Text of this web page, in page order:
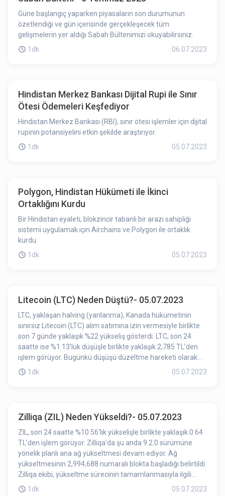
Güne başlangıç yaparken piyasaların son durumunun
özetlendiği ve gün içerisinde gerçekleşecek tüm
gelişmelerin yer aldığı Sabah Bültenimizi okuyabilirsiniz.
1dk
06.07.2023
Hindistan Merkez Bankası Dijital Rupi ile Sınır
Ötesi Ödemeleri Keşfediyor
Hindistan Merkez Bankası (RBI), sınır ötesi işlemler için dijital
rupinin potansiyelini etkin şekilde araştırıyor.
1dk
05.07.2023
Polygon, Hindistan Hükümeti ile İkinci
Ortaklığını Kurdu
Bir Hindistan eyaleti, blokzincir tabanlı bir arazi sahipliği
sistemi uygulamak için Airchains ve Polygon ile ortaklık
kurdu.
1dk
05.07.2023
Litecoin (LTC) Neden Düştü?- 05.07.2023
LTC, yaklaşan halving (yarılanma), Kanada hükümetinin
sınırsız Litecoin (LTC) alım satımına izin vermesiyle birlikte
son 7 günde yaklaşık %22 yükseliş gösterdi. LTC, son 24
saatte ise %1.13’lük düşüşle birlikte yaklaşık 2,785 TL’den
işlem görüyor. Bugünkü düşüşü düzeltme hareketi olarak
görebiliriz.
1dk 05.07.2023
Zilliqa (ZIL) Neden Yükseldi?- 05.07.2023
ZIL, son 24 saatte %10.56’lık yükselişle birlikte yaklaşık 0.64
TL’den işlem görüyor. Zilliqa’da şu anda 9.2.0 sürümüne
yönelik planlı ana ağ yükseltmesi devam ediyor. Ağ
yükseltmesinin 2,994,688 numaralı blokta başladığı belirtildi.
Zilliqa ekibi, yükseltme sürecinin tamamlanmasıyla ilgili
güncellemeleri en kısa sürede sunacağını belirtti. Bu
1dk 05.07.2023